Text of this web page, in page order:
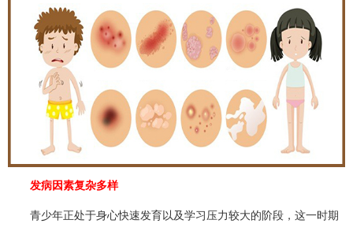
发病因素复杂多样
青少年正处于身心快速发育以及学习压力较大的阶段，这一时期